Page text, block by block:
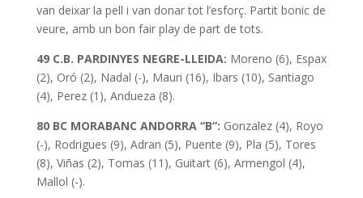
van deixar la pell i van donar tot l’esforç. Partit bonic de
veure, amb un bon fair play de part de tots.
49 C.B. PARDINYES NEGRE-LLEIDA: Moreno (6), Espax
(2), Oró (2), Nadal (-), Mauri (16), Ibars (10), Santiago
(4), Perez (1), Andueza (8).
80 BC MORABANC ANDORRA “B”: Gonzalez (4), Royo
(-), Rodrigues (9), Adran (5), Puente (9), Pla (5), Tores
(8), Viñas (2), Tomas (11), Guitart (6), Armengol (4),
Mallol (-).